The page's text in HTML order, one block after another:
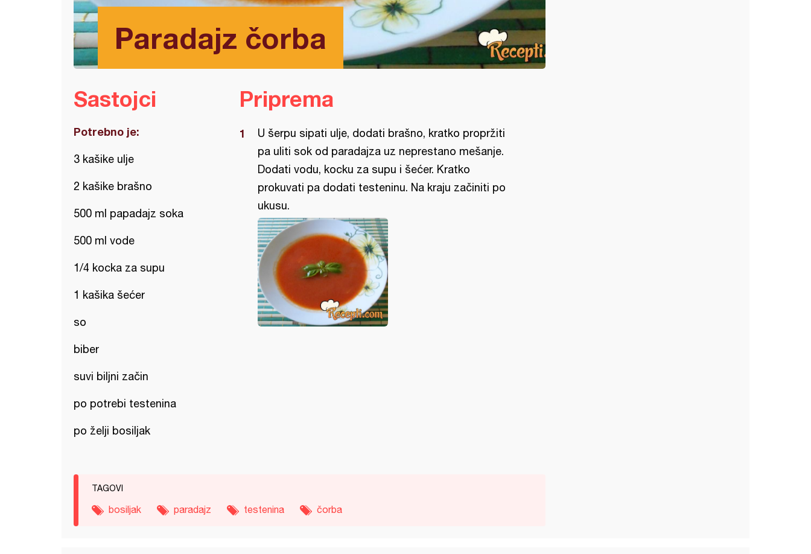
Paradajz čorba
Sastojci
Potrebno je:
3 kašike ulje
2 kašike brašno
500 ml papadajz soka
500 ml vode
1/4 kocka za supu
1 kašika šećer
so
biber
suvi biljni začin
po potrebi testenina
po želji bosiljak
Priprema
U šerpu sipati ulje, dodati brašno, kratko propržiti
pa uliti sok od paradajza uz neprestano mešanje.
Dodati vodu, kocku za supu i šećer. Kratko
prokuvati pa dodati testeninu. Na kraju začiniti po
ukusu.
TAGOVI
bosiljak paradajz testenina čorba